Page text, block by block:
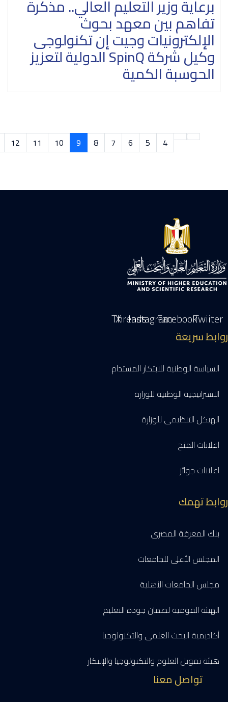
برعاية وزير التعليم العالي.. مذكرة
تفاهم بين معهد بحوث
الإلكترونيات وجيت إن تكنولوجى
وكيل شركة SpinQ الدولية لتعزيز
الحوسبة الكمية
4
5
6
7
8
9
10
11
12
Twiiter
Facebook
Instagram
Threads
X
روابط سريعة
السياسة الوطنية للابتكار المستدام
الاستراتيجية الوطنية للوزارة
الهيكل التنظيمى للوزارة
اعلانات المنح
اعلانات جوائز
روابط تهمك
بنك المعرفة المصرى
المجلس الأعلى للجامعات
مجلس الجامعات الأهلية
الهيئة القومية لضمان جودة التعليم
أكاديمية البحث العلمى والتكنولوجيا
هيئة تمويل العلوم والتكنولوجيا والإبتكار
تواصل معنا